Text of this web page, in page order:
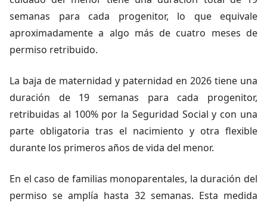
semanas para cada progenitor, lo que equivale
aproximadamente a algo más de cuatro meses de
permiso retribuido.
La baja de maternidad y paternidad en 2026 tiene una
duración de 19 semanas para cada progenitor,
retribuidas al 100% por la Seguridad Social y con una
parte obligatoria tras el nacimiento y otra flexible
durante los primeros años de vida del menor.
En el caso de familias monoparentales, la duración del
permiso se amplía hasta 32 semanas. Esta medida